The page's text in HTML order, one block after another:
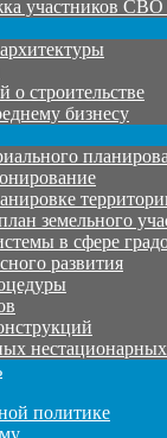
участников СВО
о строительстве
бизнесу
земельного
в сфере
развития
политике